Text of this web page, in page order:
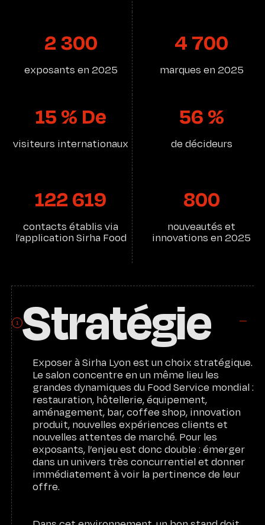
2 300
exposants en 2025
4 700
marques en 2025
15 % De
visiteurs internationaux
56 %
de décideurs
122 619
contacts établis via
l’application Sirha Food
800
nouveautés et
innovations en 2025
1 Stratégie
Exposer à Sirha Lyon est un choix stratégique.
Le salon concentre en un même lieu les
grandes dynamiques du Food Service mondial :
restauration, hôtellerie, équipement,
aménagement, bar, coffee shop, innovation
produit, nouvelles expériences clients et
nouvelles attentes de marché. Pour les
exposants, l’enjeu est donc double : émerger
dans un univers très concurrentiel et donner
immédiatement à voir la pertinence de leur
offre.